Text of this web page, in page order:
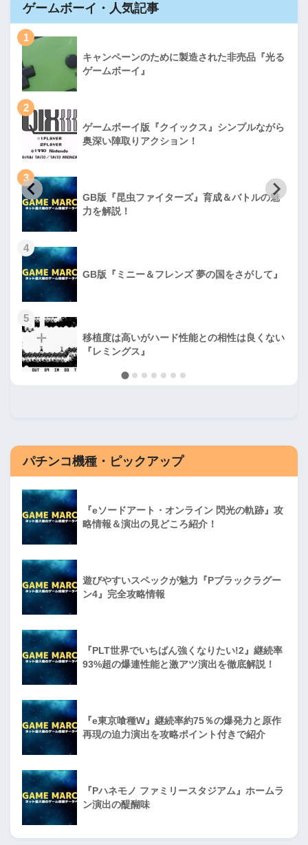
ゲームボーイ・人気記事
1
キャンペーンのために製造された非売品『光る
ゲームボーイ』
2
ゲームボーイ版『クイックス』シンプルながら
奥深い陣取りアクション！
3
GB版『昆虫ファイターズ』育成＆バトルの魅
力を解説！
4
GB版『ミニー＆フレンズ 夢の国をさがして』
5
移植度は高いがハード性能との相性は良くない
『レミングス』
パチンコ機種・ピックアップ
『eソードアート・オンライン 閃光の軌跡』攻
略情報＆演出の見どころ紹介！
遊びやすいスペックが魅力『Pブラックラグー
ン4』完全攻略情報
『PLT世界でいちばん強くなりたい!2』継続率
93%超の爆連性能と激アツ演出を徹底解説！
『e東京喰種W』継続率約75％の爆発力と原作
再現の迫力演出を攻略ポイント付きで紹介
『Pハネモノ ファミリースタジアム』ホームラ
ン演出の醍醐味